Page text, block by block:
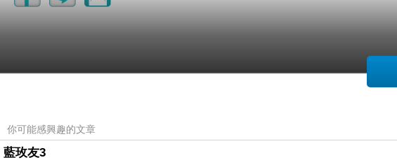
你可能感興趣的文章
藍玫友3